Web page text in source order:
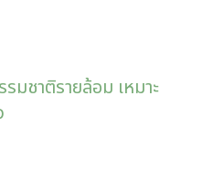
มชาติรายล้อม เหมาะ